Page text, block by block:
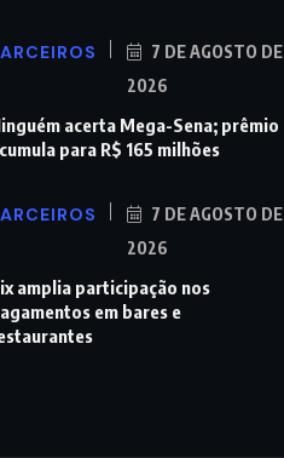
7 DE AGOSTO DE
2026
acerta Mega-Sena; prêmio
para R$ 165 milhões
7 DE AGOSTO DE
2026
amplia participação nos
em bares e